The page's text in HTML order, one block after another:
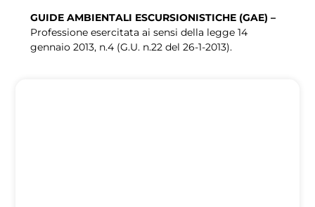
GUIDE AMBIENTALI ESCURSIONISTICHE (GAE) –
Professione esercitata ai sensi della legge 14
gennaio 2013, n.4 (G.U. n.22 del 26-1-2013).